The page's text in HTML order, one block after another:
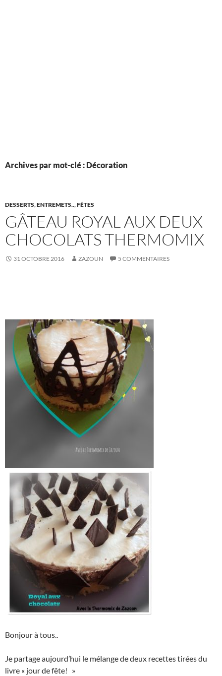
Archives par mot-clé : Décoration
DESSERTS,ENTREMETS..,FÊTES
GÂTEAU ROYAL AUX DEUX
CHOCOLATS THERMOMIX
31 OCTOBRE 2016 ZAZOUN 5 COMMENTAIRES
Bonjour à tous..
Je partage aujourd’hui le mélange de deux recettes tirées du
livre « jour de fête! »